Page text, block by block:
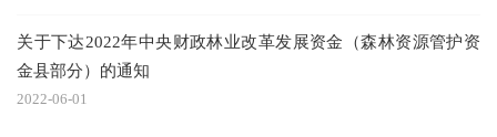
关于下达2022年中央财政林业改革发展资金（森林资源管护资
金县部分）的通知
2022-06-01